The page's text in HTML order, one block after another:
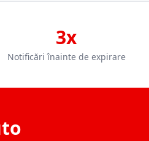
3x
Notificări înainte de expirare